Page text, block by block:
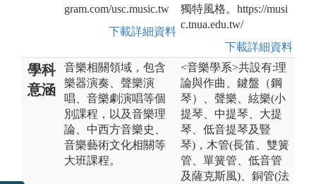
gram.com/usc.music.tw
下載詳細資料
獨特風格。https://musi
c.tnua.edu.tw/
下載詳細資料
學科
意涵
音樂相關領域，包含
樂器演奏、聲樂演
唱、音樂劇演唱等個
別課程，以及音樂理
論、中西方音樂史、
音樂藝術文化相關等
大班課程。
<音樂學系>共設有:理
論與作曲、鍵盤（鋼
琴）、聲樂、絃樂(小
提琴、中提琴、大提
琴、低音提琴及豎
琴)，木管(長笛、雙簧
管、單簧管、低音管
及薩克斯風)、銅管(法